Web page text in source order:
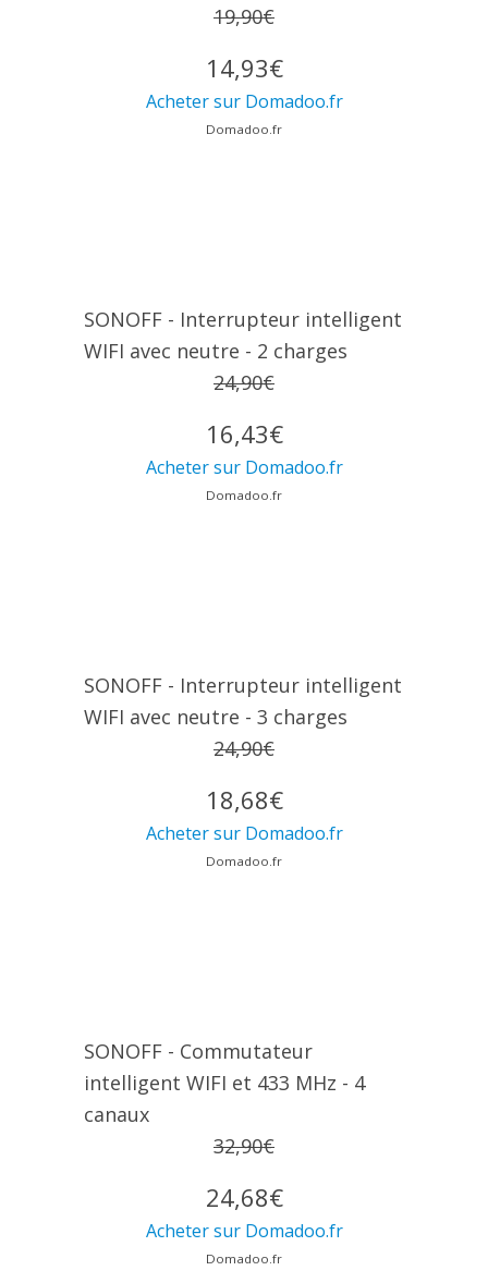
19,90€
14,93€
Acheter sur Domadoo.fr
Domadoo.fr
SONOFF - Interrupteur intelligent
WIFI avec neutre - 2 charges
24,90€
16,43€
Acheter sur Domadoo.fr
Domadoo.fr
SONOFF - Interrupteur intelligent
WIFI avec neutre - 3 charges
24,90€
18,68€
Acheter sur Domadoo.fr
Domadoo.fr
SONOFF - Commutateur
intelligent WIFI et 433 MHz - 4
canaux
32,90€
24,68€
Acheter sur Domadoo.fr
Domadoo.fr